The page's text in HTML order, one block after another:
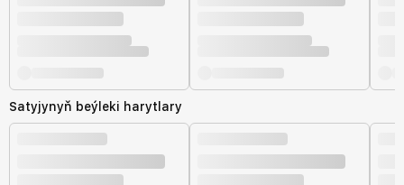
Satyjynyň beýleki harytlary